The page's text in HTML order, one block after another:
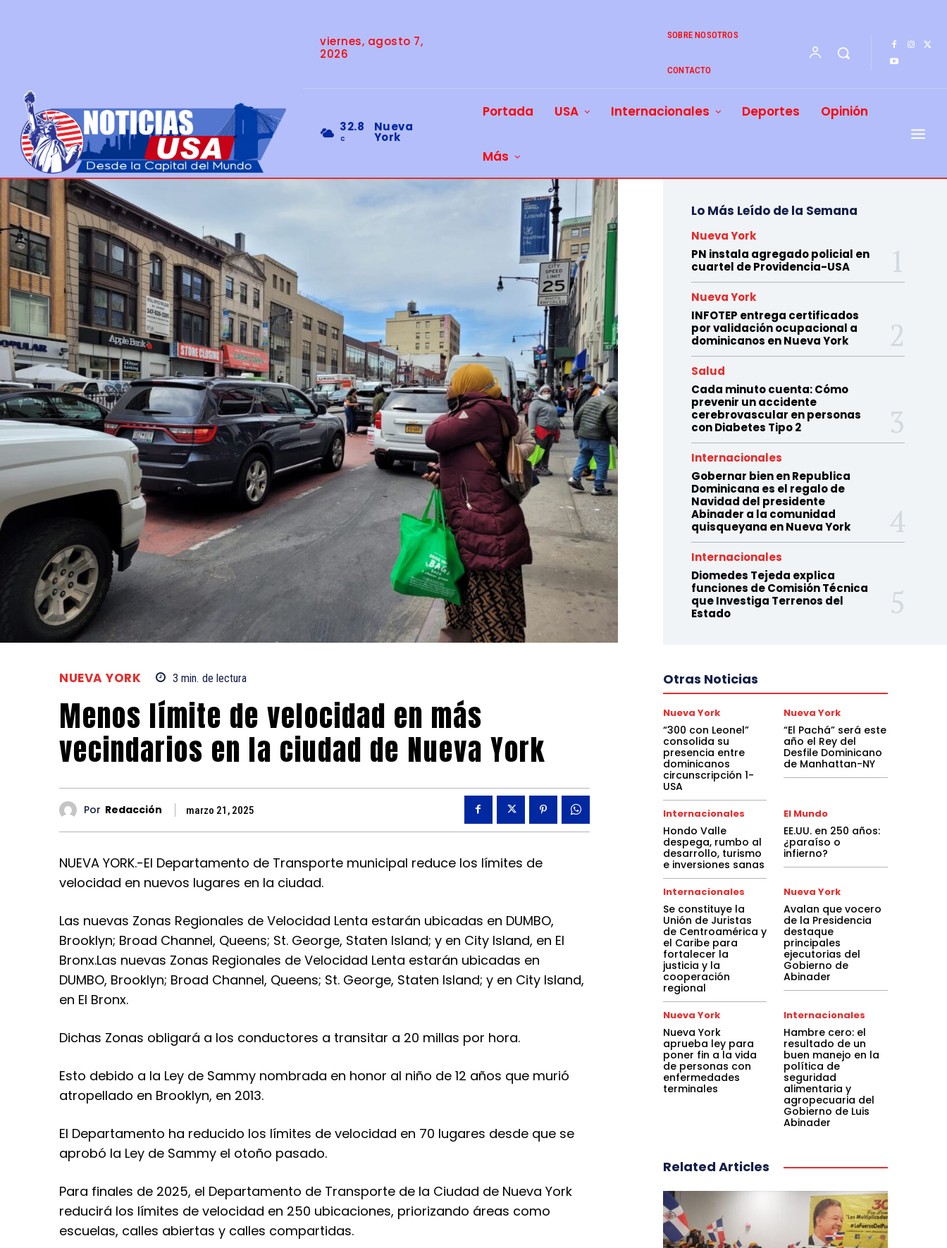
viernes, agosto 7,
2026
SOBRE NOSOTROS
CONTACTO
32.8
C
Nueva
York
Portada USA Internacionales Deportes Opinión
Más
NUEVA YORK 3 min. de lectura
Menos límite de velocidad en más
vecindarios en la ciudad de Nueva York
Por Redacción marzo 21, 2025
NUEVA YORK.-El Departamento de Transporte municipal reduce los límites de
velocidad en nuevos lugares en la ciudad.
Las nuevas Zonas Regionales de Velocidad Lenta estarán ubicadas en DUMBO,
Brooklyn; Broad Channel, Queens; St. George, Staten Island; y en City Island, en El
Bronx.Las nuevas Zonas Regionales de Velocidad Lenta estarán ubicadas en
DUMBO, Brooklyn; Broad Channel, Queens; St. George, Staten Island; y en City Island,
en El Bronx.
Dichas Zonas obligará a los conductores a transitar a 20 millas por hora.
Esto debido a la Ley de Sammy nombrada en honor al niño de 12 años que murió
atropellado en Brooklyn, en 2013.
El Departamento ha reducido los límites de velocidad en 70 lugares desde que se
aprobó la Ley de Sammy el otoño pasado.
Para finales de 2025, el Departamento de Transporte de la Ciudad de Nueva York
reducirá los límites de velocidad en 250 ubicaciones, priorizando áreas como
escuelas, calles abiertas y calles compartidas.
Lo Más Leído de la Semana
Nueva York
PN instala agregado policial en
cuartel de Providencia-USA
Nueva York
INFOTEP entrega certificados
por validación ocupacional a
dominicanos en Nueva York
Salud
Cada minuto cuenta: Cómo
prevenir un accidente
cerebrovascular en personas
con Diabetes Tipo 2
Internacionales
Gobernar bien en Republica
Dominicana es el regalo de
Navidad del presidente
Abinader a la comunidad
quisqueyana en Nueva York
Internacionales
Diomedes Tejeda explica
funciones de Comisión Técnica
que Investiga Terrenos del
Estado
Otras Noticias
Nueva York
“300 con Leonel”
consolida su
presencia entre
dominicanos
circunscripción 1-
USA
Nueva York
“El Pachá” será este
año el Rey del
Desfile Dominicano
de Manhattan-NY
Internacionales
Hondo Valle
despega, rumbo al
desarrollo, turismo
e inversiones sanas
El Mundo
EE.UU. en 250 años:
¿paraíso o
infierno?
Internacionales
Se constituye la
Unión de Juristas
de Centroamérica y
el Caribe para
fortalecer la
justicia y la
cooperación
regional
Nueva York
Avalan que vocero
de la Presidencia
destaque
principales
ejecutorias del
Gobierno de
Abinader
Nueva York
Nueva York
aprueba ley para
poner fin a la vida
de personas con
enfermedades
terminales
Internacionales
Hambre cero: el
resultado de un
buen manejo en la
política de
seguridad
alimentaria y
agropecuaria del
Gobierno de Luis
Abinader
Related Articles